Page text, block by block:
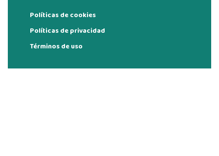
Políticas de cookies
Políticas de privacidad
Términos de uso